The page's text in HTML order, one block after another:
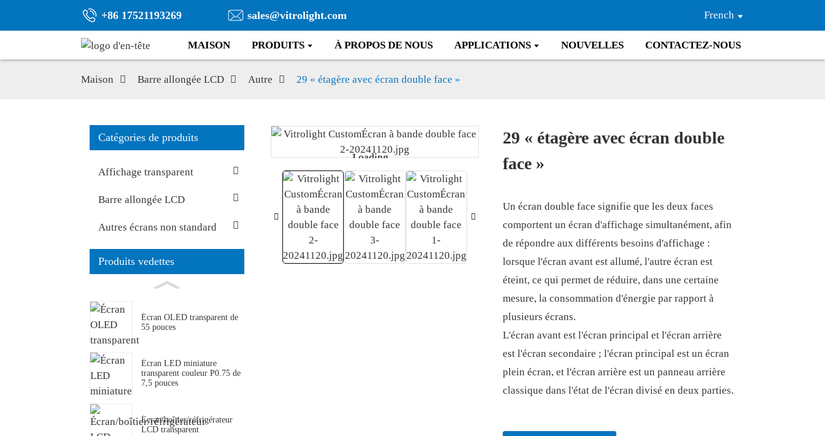
+86 17521193269 sales@vitrolight.com French
MAISON PRODUITS À PROPOS DE NOUS APPLICATIONS NOUVELLES CONTACTEZ-NOUS
Maison Barre allongée LCD Autre 29 « étagère avec écran double face »
Catégories de produits
Affichage transparent
Barre allongée LCD
Autres écrans non standard
Produits vedettes
Écran OLED transparent de
55 pouces
Écran LED miniature
transparent couleur P0.75 de
7,5 pouces
Écran/boîtier/réfrigérateur
LCD transparent
Loading...
Loading...
29 « étagère avec écran double
face »
Un écran double face signifie que les deux faces
comportent un écran d'affichage simultanément, afin
de répondre aux différents besoins d'affichage :
lorsque l'écran avant est allumé, l'autre écran est
éteint, ce qui permet de réduire, dans une certaine
mesure, la consommation d'énergie par rapport à
plusieurs écrans.
L'écran avant est l'écran principal et l'écran arrière
est l'écran secondaire ; l'écran principal est un écran
plein écran, et l'écran arrière est un panneau arrière
classique dans l'état de l'écran divisé en deux parties.